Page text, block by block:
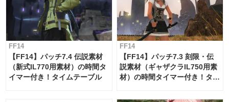
FF14
【FF14】パッチ7.4 伝説素材
（新式IL770用素材）の時間タ
イマー付き！タイムテーブル
FF14
【FF14】パッチ7.3 刻限・伝
説素材（ギャザクラIL750用素
材）の時間タイマー付き！タイ